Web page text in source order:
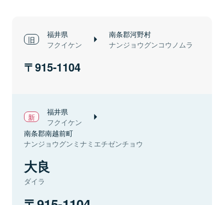
福井県
フクイケン
南条郡河野村
ナンジョウグンコウノムラ
915-1104
福井県
フクイケン
南条郡南越前町
ナンジョウグンミナミエチゼンチョウ
大良
ダイラ